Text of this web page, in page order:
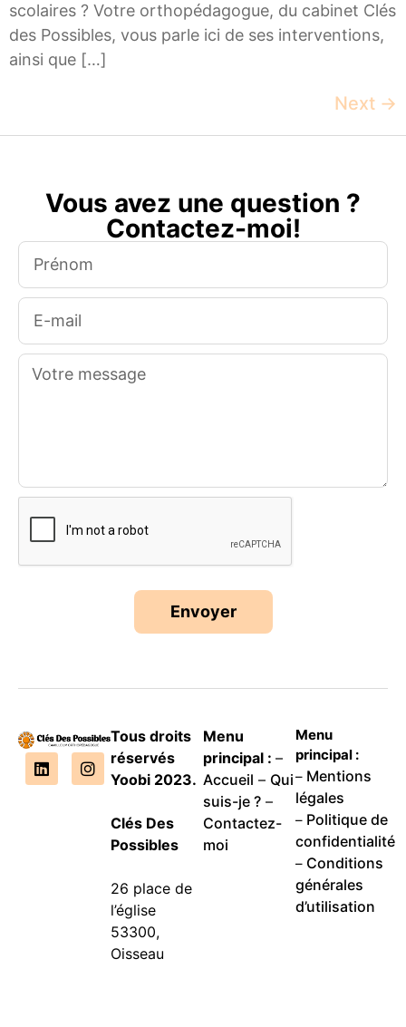
scolaires ? Votre orthopédagogue, du cabinet Clés
des Possibles, vous parle ici de ses interventions,
ainsi que […]
Next →
Vous avez une question ?
Contactez-moi!
Envoyer
Tous droits
réservés
Yoobi 2023.
Clés Des
Possibles
26 place de
l’église
53300,
Oisseau
Menu
principal : –
Accueil – Qui
suis-je ? –
Contactez-
moi
Menu
principal :
– Mentions
légales
– Politique de
confidentialité
– Conditions
générales
d’utilisation